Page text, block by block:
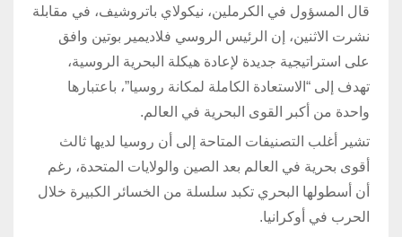
قال المسؤول في الكرملين، نيكولاي باتروشيف، في مقابلة
نشرت الاثنين، إن الرئيس الروسي فلاديمير بوتين وافق
على استراتيجية جديدة لإعادة هيكلة البحرية الروسية،
تهدف إلى “الاستعادة الكاملة لمكانة روسيا”، باعتبارها
واحدة من أكبر القوى البحرية في العالم.
تشير أغلب التصنيفات المتاحة إلى أن روسيا لديها ثالث
أقوى بحرية في العالم بعد الصين والولايات المتحدة، رغم
أن أسطولها البحري تكبد سلسلة من الخسائر الكبيرة خلال
الحرب في أوكرانيا.